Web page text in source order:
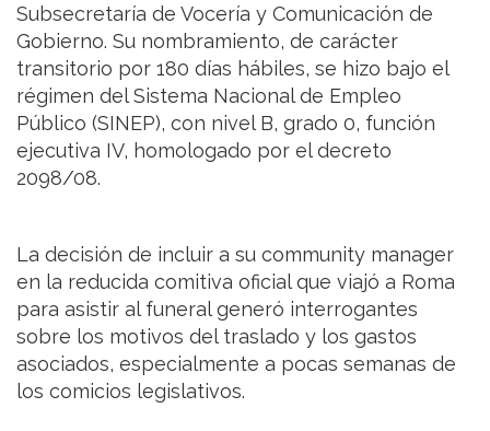
Subsecretaría de Vocería y Comunicación de
Gobierno. Su nombramiento, de carácter
transitorio por 180 días hábiles, se hizo bajo el
régimen del Sistema Nacional de Empleo
Público (SINEP), con nivel B, grado 0, función
ejecutiva IV, homologado por el decreto
2098/08.
La decisión de incluir a su community manager
en la reducida comitiva oficial que viajó a Roma
para asistir al funeral generó interrogantes
sobre los motivos del traslado y los gastos
asociados, especialmente a pocas semanas de
los comicios legislativos.